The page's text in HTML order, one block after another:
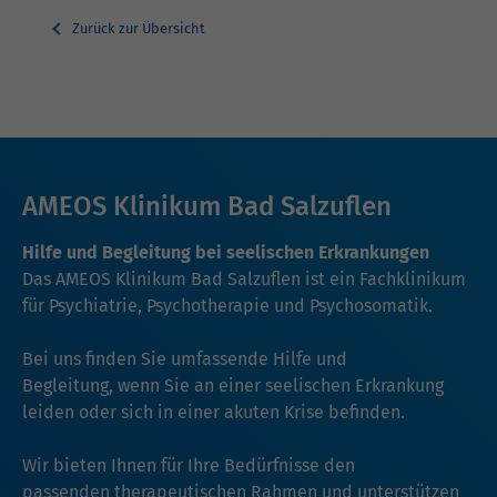
Zurück zur Übersicht
AMEOS Klinikum Bad Salzuflen
Hilfe und Begleitung bei seelischen Erkrankungen
Das AMEOS Klinikum Bad Salzuflen ist ein Fachklinikum
für Psychiatrie, Psychotherapie und Psychosomatik.
Bei uns finden Sie umfassende Hilfe und
Begleitung, wenn Sie an einer seelischen Erkrankung
leiden oder sich in einer akuten Krise befinden.
Wir bieten Ihnen für Ihre Bedürfnisse den
passenden therapeutischen Rahmen und unterstützen